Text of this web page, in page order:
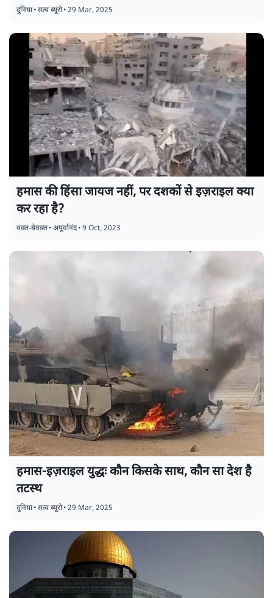
दुनिया•सत्य ब्यूरो•29 Mar, 2025
हमास की हिंसा जायज नहीं, पर दशकों से इज़राइल क्या
कर रहा है?
वक़्त-बेवक़्त•अपूर्वानंद•9 Oct, 2023
हमास-इज़राइल युद्धः कौन किसके साथ, कौन सा देश है
तटस्थ
दुनिया•सत्य ब्यूरो•29 Mar, 2025